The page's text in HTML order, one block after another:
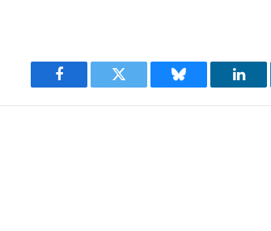
Facebook Twitter Bluesky